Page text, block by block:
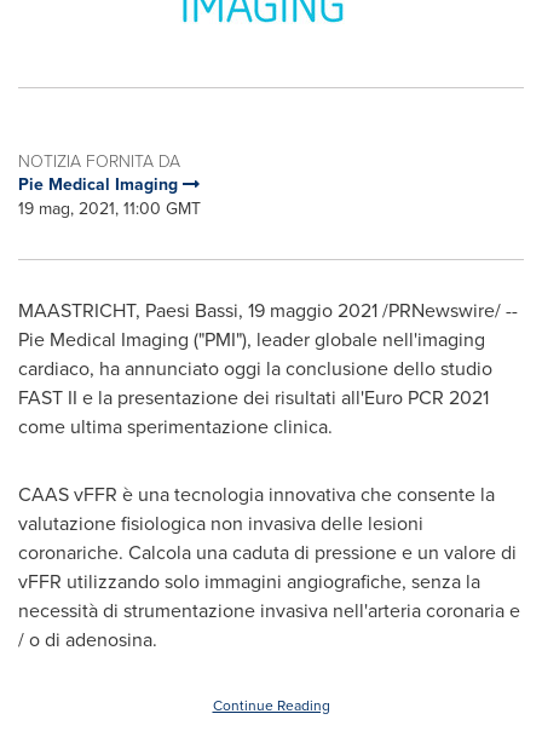
NOTIZIA FORNITA DA
Pie Medical Imaging
19 mag, 2021, 11:00 GMT
MAASTRICHT, Paesi Bassi, 19 maggio 2021 /PRNewswire/ --
Pie Medical Imaging ("PMI"), leader globale nell'imaging
cardiaco, ha annunciato oggi la conclusione dello studio
FAST II e la presentazione dei risultati all'Euro PCR 2021
come ultima sperimentazione clinica.
CAAS vFFR è una tecnologia innovativa che consente la
valutazione fisiologica non invasiva delle lesioni
coronariche. Calcola una caduta di pressione e un valore di
vFFR utilizzando solo immagini angiografiche, senza la
necessità di strumentazione invasiva nell'arteria coronaria e
/ o di adenosina.
Continue Reading